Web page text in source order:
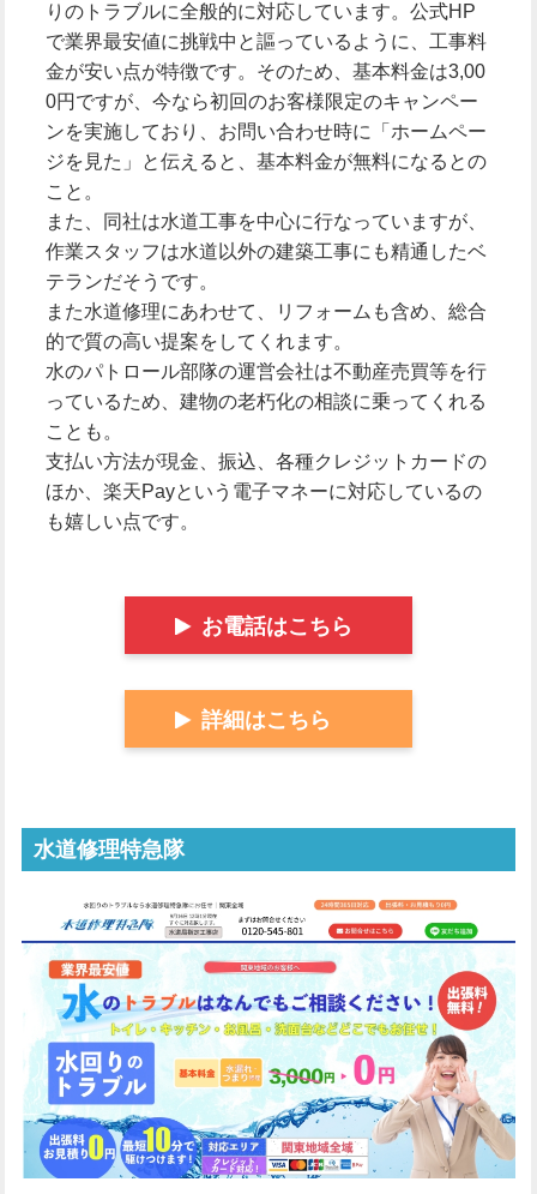
りのトラブルに全般的に対応しています。公式HP
で業界最安値に挑戦中と謳っているように、工事料
金が安い点が特徴です。そのため、基本料金は3,00
0円ですが、今なら初回のお客様限定のキャンペー
ンを実施しており、お問い合わせ時に「ホームペー
ジを見た」と伝えると、基本料金が無料になるとの
こと。
また、同社は水道工事を中心に行なっていますが、
作業スタッフは水道以外の建築工事にも精通したベ
テランだそうです。
また水道修理にあわせて、リフォームも含め、総合
的で質の高い提案をしてくれます。
水のパトロール部隊の運営会社は不動産売買等を行
っているため、建物の老朽化の相談に乗ってくれる
ことも。
支払い方法が現金、振込、各種クレジットカードの
ほか、楽天Payという電子マネーに対応しているの
も嬉しい点です。
お電話はこちら
詳細はこちら
水道修理特急隊